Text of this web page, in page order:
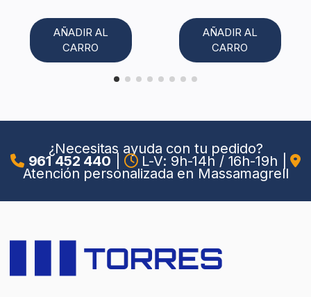
AÑADIR AL
CARRO
AÑADIR AL
CARRO
¿Necesitas ayuda con tu pedido?
961 452 440 L-V: 9h-14h / 16h-19h
Atención personalizada en Massamagrell